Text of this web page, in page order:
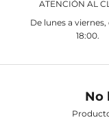
ATENCIÓN AL
De lunes a viernes,
18:00.
No